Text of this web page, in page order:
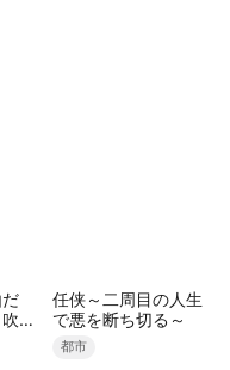
き
任侠～二周目の人生
で悪を断ち切る～
都市